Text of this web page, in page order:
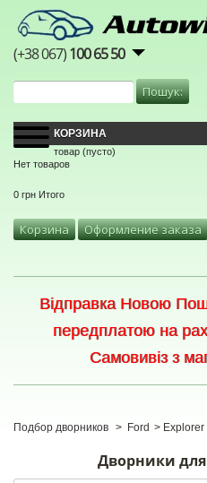
(+38 067)100 65 50
КОРЗИНА
товар (пусто)
Нет товаров
0 грн Итого
Корзина Оформление заказа
Відправка Новою
передплатою на
Самовивіз з
Подбор дворников > Ford > Explorer
Дворники